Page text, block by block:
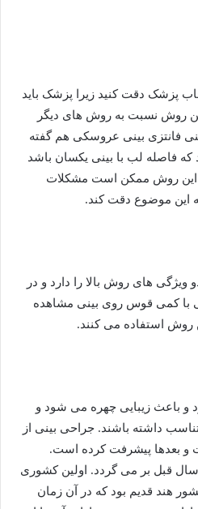
پزشک دقت کنید زیرا پزشک باید
این روش نسبت به روش های دیگر
فانتزی بینی عروسکی هم گفته
فاصله لب با بینی یکسان باشد
این روش ممکن است مشکلات
این موضوع دقت کند.
ویژگی های روش بالا را دارد و در
با کمی قوس روی بینی مشاهده
روش استفاده می کنند.
و باعث زیبایی چهره می شود و
داشته باشند. جراحی بینی از
و بعدها پیشرفت کرده است.
سال قبل بر می گردد. اولین کشوری
هند قدیم بود که در آن زمان